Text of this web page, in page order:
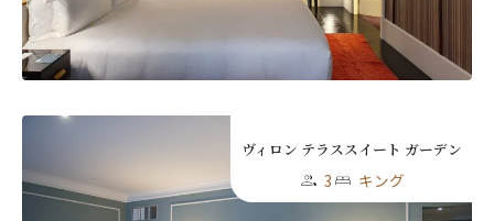
ヴィロン テラススイート ガーデン
3 キング